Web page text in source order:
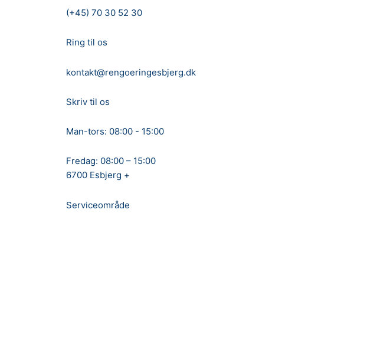
(+45) 70 30 52 30
Ring til os
kontakt@rengoeringesbjerg.dk
Skriv til os
Man-tors: 08:00 - 15:00
Fredag: 08:00 – 15:00
6700 Esbjerg +
Serviceområde